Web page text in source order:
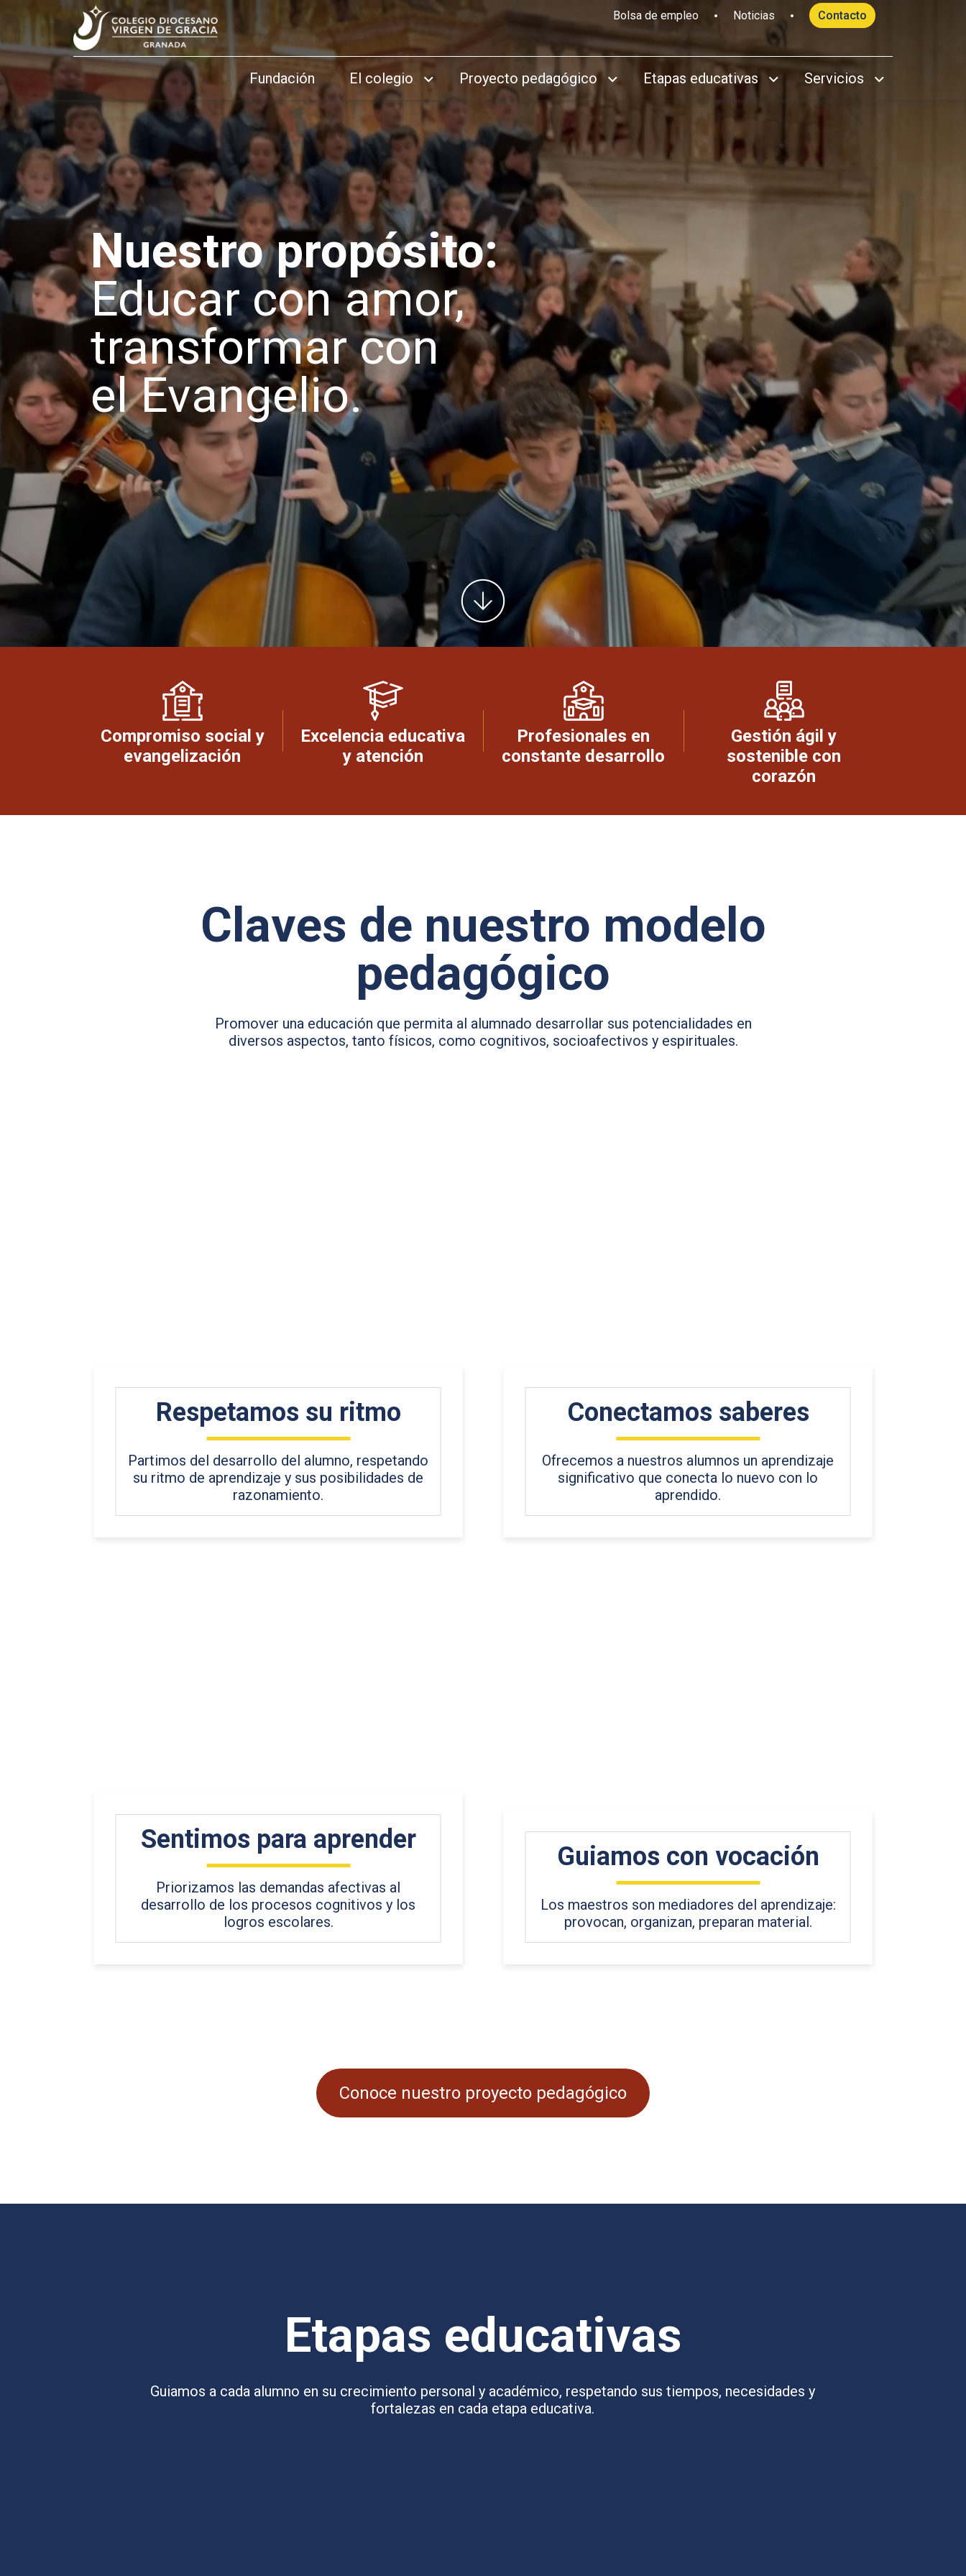
Bolsa de empleo Noticias Contacto
Fundación El colegio Proyecto pedagógico Etapas educativas Servicios
Nuestro propósito:
Educar con amor,
transformar con
el Evangelio.
Compromiso social y
evangelización
Excelencia educativa
y atención
Profesionales en
constante desarrollo
Gestión ágil y
sostenible con
corazón
Claves de nuestro modelo
pedagógico
Promover una educación que permita al alumnado desarrollar sus potencialidades en
diversos aspectos, tanto físicos, como cognitivos, socioafectivos y espirituales.
Respetamos su ritmo
Partimos del desarrollo del alumno, respetando
su ritmo de aprendizaje y sus posibilidades de
razonamiento.
Conectamos saberes
Ofrecemos a nuestros alumnos un aprendizaje
significativo que conecta lo nuevo con lo
aprendido.
Sentimos para aprender
Priorizamos las demandas afectivas al
desarrollo de los procesos cognitivos y los
logros escolares.
Guiamos con vocación
Los maestros son mediadores del aprendizaje:
provocan, organizan, preparan material.
Conoce nuestro proyecto pedagógico
Etapas educativas
Guiamos a cada alumno en su crecimiento personal y académico, respetando sus tiempos, necesidades y
fortalezas en cada etapa educativa.